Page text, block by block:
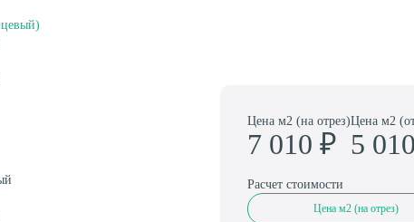
Цена м2 (на отрез)
7 010 ₽
Цена м2
5 010
Расчет стоимости
Цена м2 (на отрез)